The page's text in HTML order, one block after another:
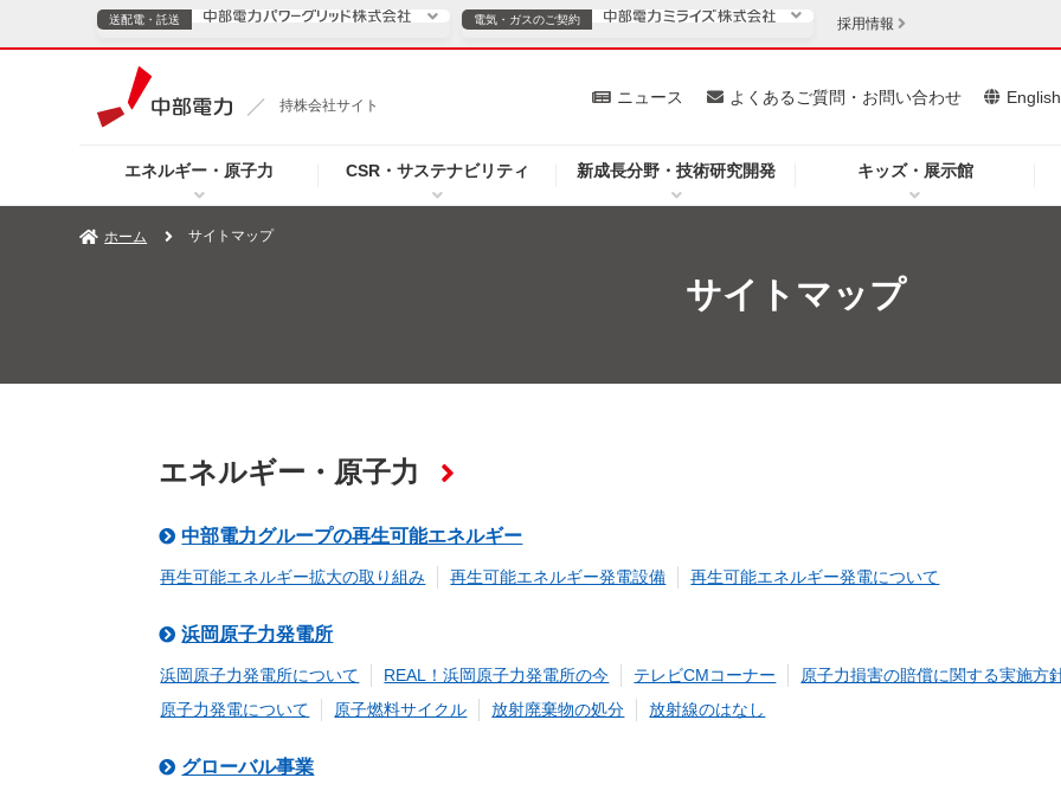
持株会社サイト
エネルギー・原子力 CSR・サステナビリティ 新成長分野・技術研究開発 キッズ・展示館
ニュース よくあるご質問・お問い合わせ English
送配電・託送
TOPページへ ご案内 安定供給
企業情報
ニュース（新しいウィンドウを開きます）
よくあるご質問・お問い合わせ（新しいウィンドウを開きます）
電気・ガスのご契約
電気・ガスのご契約
TOPページへ 個人のお客さま 法人のお客さま
採用情報
ホーム サイトマップ
サイトマップ
エネルギー・原子力
中部電力グループの再生可能エネルギー
再生可能エネルギー拡大の取り組み 再生可能エネルギー発電設備 再生可能エネルギー発電について
浜岡原子力発電所
浜岡原子力発電所について REAL！浜岡原子力発電所の今 テレビCMコーナー 原子力損害の賠償に関する実施方
原子力発電について
原子燃料サイクル 放射廃棄物の処分 放射線のはなし
グローバル事業